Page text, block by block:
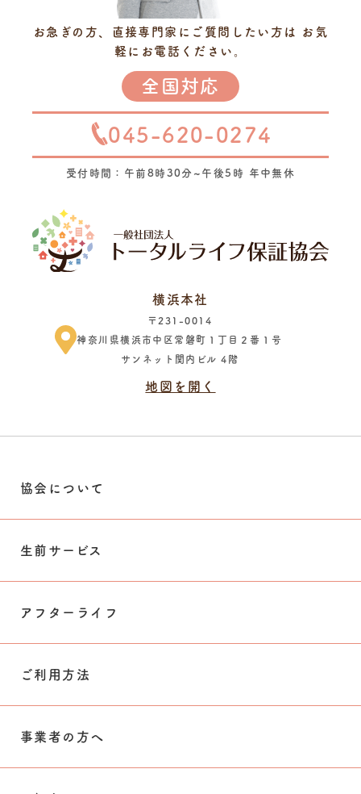
お急ぎの方、直接専門家にご質問したい方は
お気
軽にお電話ください。
全国対応
045-620-0274
受付時間：午前8時30分~午後5時 年中無休
横浜本社
〒231-0014
神奈川県横浜市中区常磐町１丁目２番１号
サンネット関内ビル 4階
地図を開く
協会について
生前サービス
アフターライフ
ご利用方法
事業者の方へ